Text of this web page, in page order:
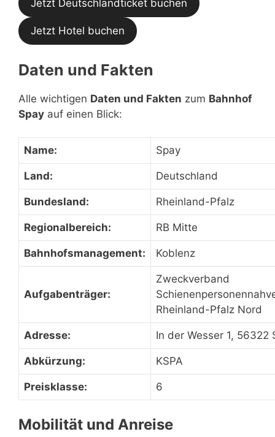
Jetzt Deutschlandticket buchen
Jetzt Hotel buchen
Daten und Fakten
Alle wichtigen Daten und Fakten zum Bahnhof
Spay auf einen Blick:
Name: Spay
Land: Deutschland
Bundesland: Rheinland-Pfalz
Regionalbereich: RB Mitte
Bahnhofsmanagement: Koblenz
Aufgabenträger:
Zweckverband
Rheinland-Pfalz Nord
Adresse: In der Wesser 1, 56322
Abkürzung: KSPA
Preisklasse: 6
Mobilität und Anreise